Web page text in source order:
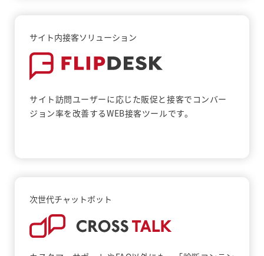
サイト内接客ソリューション
サイト訪問ユーザーに応じた販促と接客でコンバー
ジョン率を改善するWEB接客ツールです。
次世代チャットボット